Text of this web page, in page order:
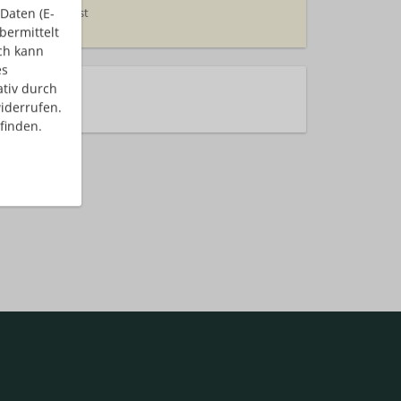
(E-
kann
durch
Kundendienst